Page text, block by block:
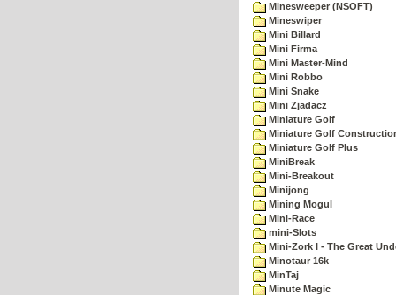
Minesweeper (NSOFT)
Mineswiper
Mini Billard
Mini Firma
Mini Master-Mind
Mini Robbo
Mini Snake
Mini Zjadacz
Miniature Golf
Miniature Golf
Miniature Golf Plus
MiniBreak
Mini-Breakout
Minijong
Mining Mogul
Mini-Race
mini-Slots
Mini-Zork I - The Great
Minotaur 16k
MinTaj
Minute Magic